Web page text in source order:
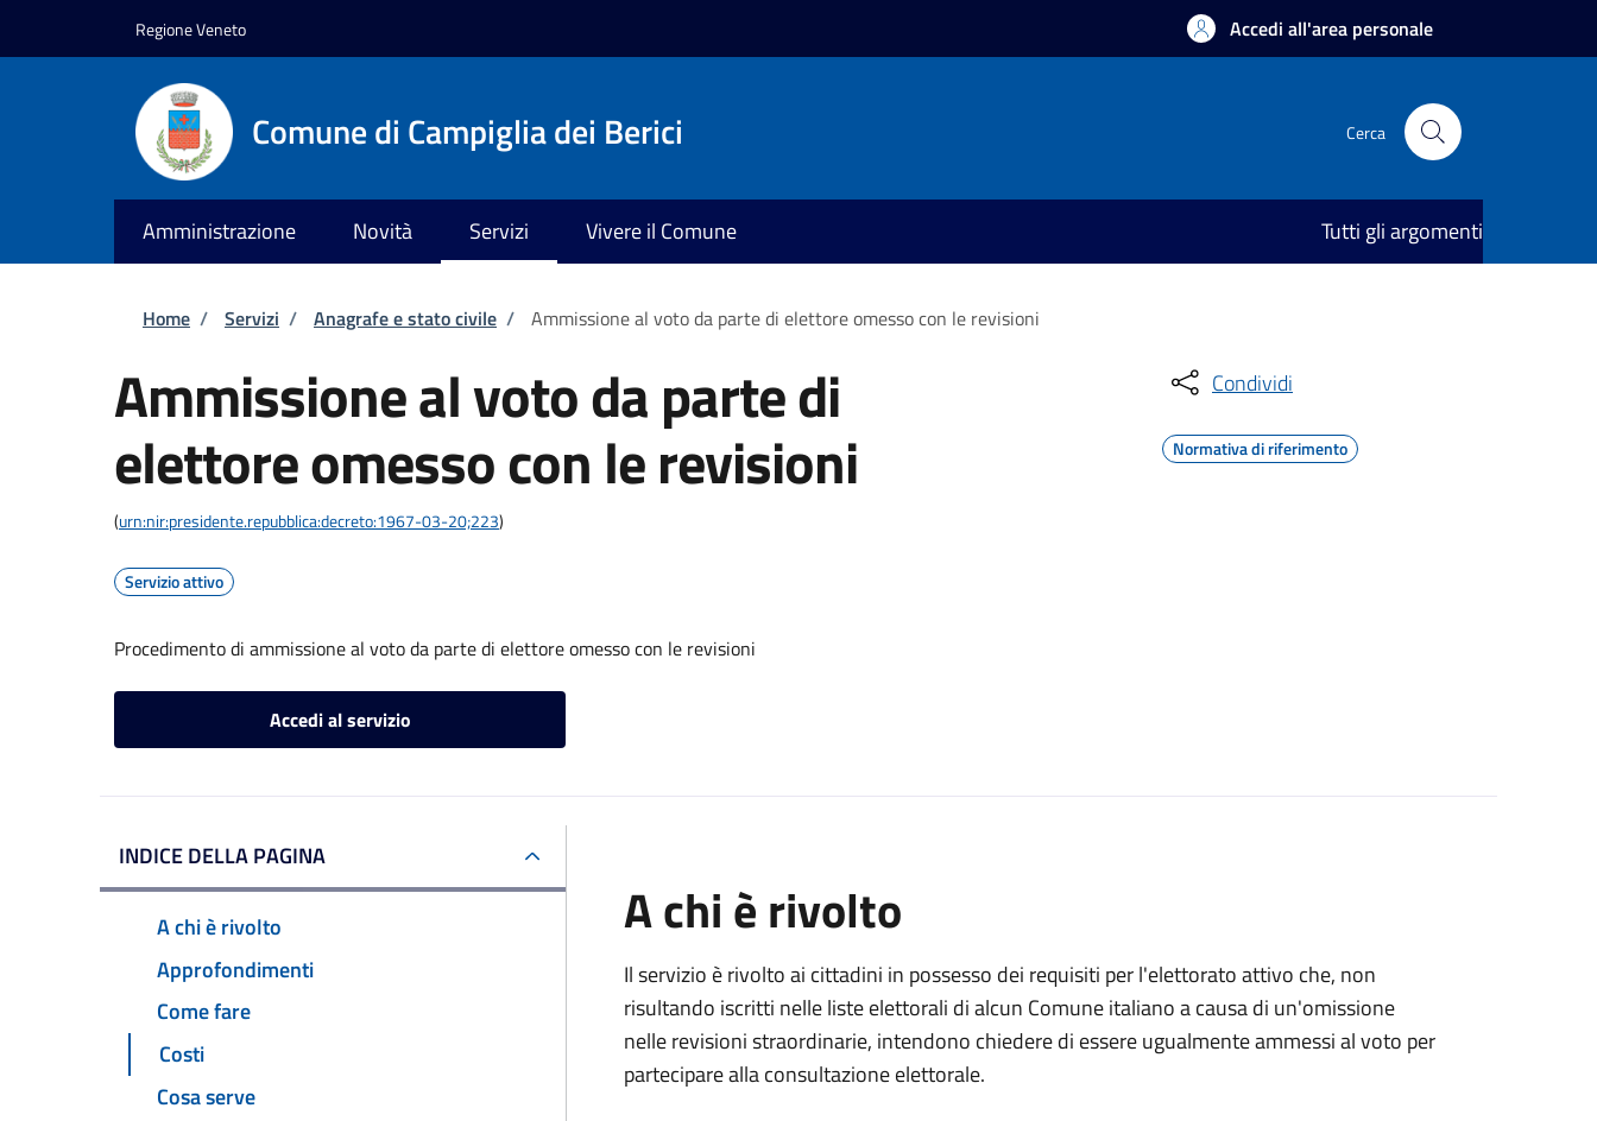
Regione Veneto Accedi all'area personale
Comune di Campiglia dei Berici Cerca
Amministrazione Novità Servizi Vivere il Comune Tutti gli argomenti
Briciole di pane
Home / Servizi / Anagrafe e stato civile / Ammissione al voto da parte di elettore omesso con le revisioni
Ammissione al voto da parte di
elettore omesso con le revisioni
(urn:nir:presidente.repubblica:decreto:1967-03-20;223)
Servizio attivo
Procedimento di ammissione al voto da parte di elettore omesso con le revisioni
Accedi al servizio
Condividi
Normativa di riferimento
INDICE DELLA PAGINA
A chi è rivolto
Approfondimenti
Come fare
Costi
Cosa serve
A chi è rivolto
Il servizio è rivolto ai cittadini in possesso dei requisiti per l'elettorato attivo che, non
risultando iscritti nelle liste elettorali di alcun Comune italiano a causa di un'omissione
nelle revisioni straordinarie, intendono chiedere di essere ugualmente ammessi al voto per
partecipare alla consultazione elettorale.